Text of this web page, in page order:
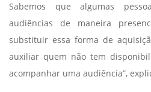
Sabemos que algumas
audiências de maneira
substituir essa forma de
auxiliar quem não tem
acompanhar uma audiência”,